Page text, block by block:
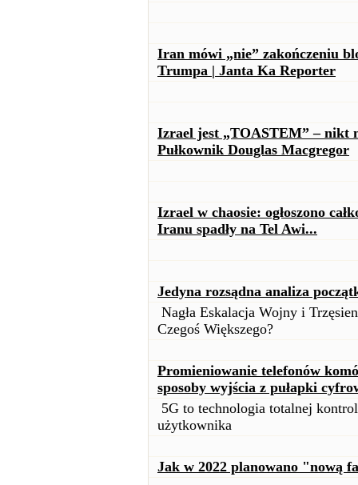
Iran mówi „nie” zakończeniu
Trumpa | Janta Ka Reporter
Izrael jest „TOASTEM” – nikt
Pułkownik Douglas Macgregor
Izrael w chaosie: ogłoszono
Iranu spadły na Tel Awi...
Jedyna rozsądna analiza
Nagła Eskalacja Wojny i
Czegoś Większego?
Promieniowanie telefonów
sposoby wyjścia z pułapki
5G to technologia totalnej
użytkownika
Jak w 2022 planowano "nową